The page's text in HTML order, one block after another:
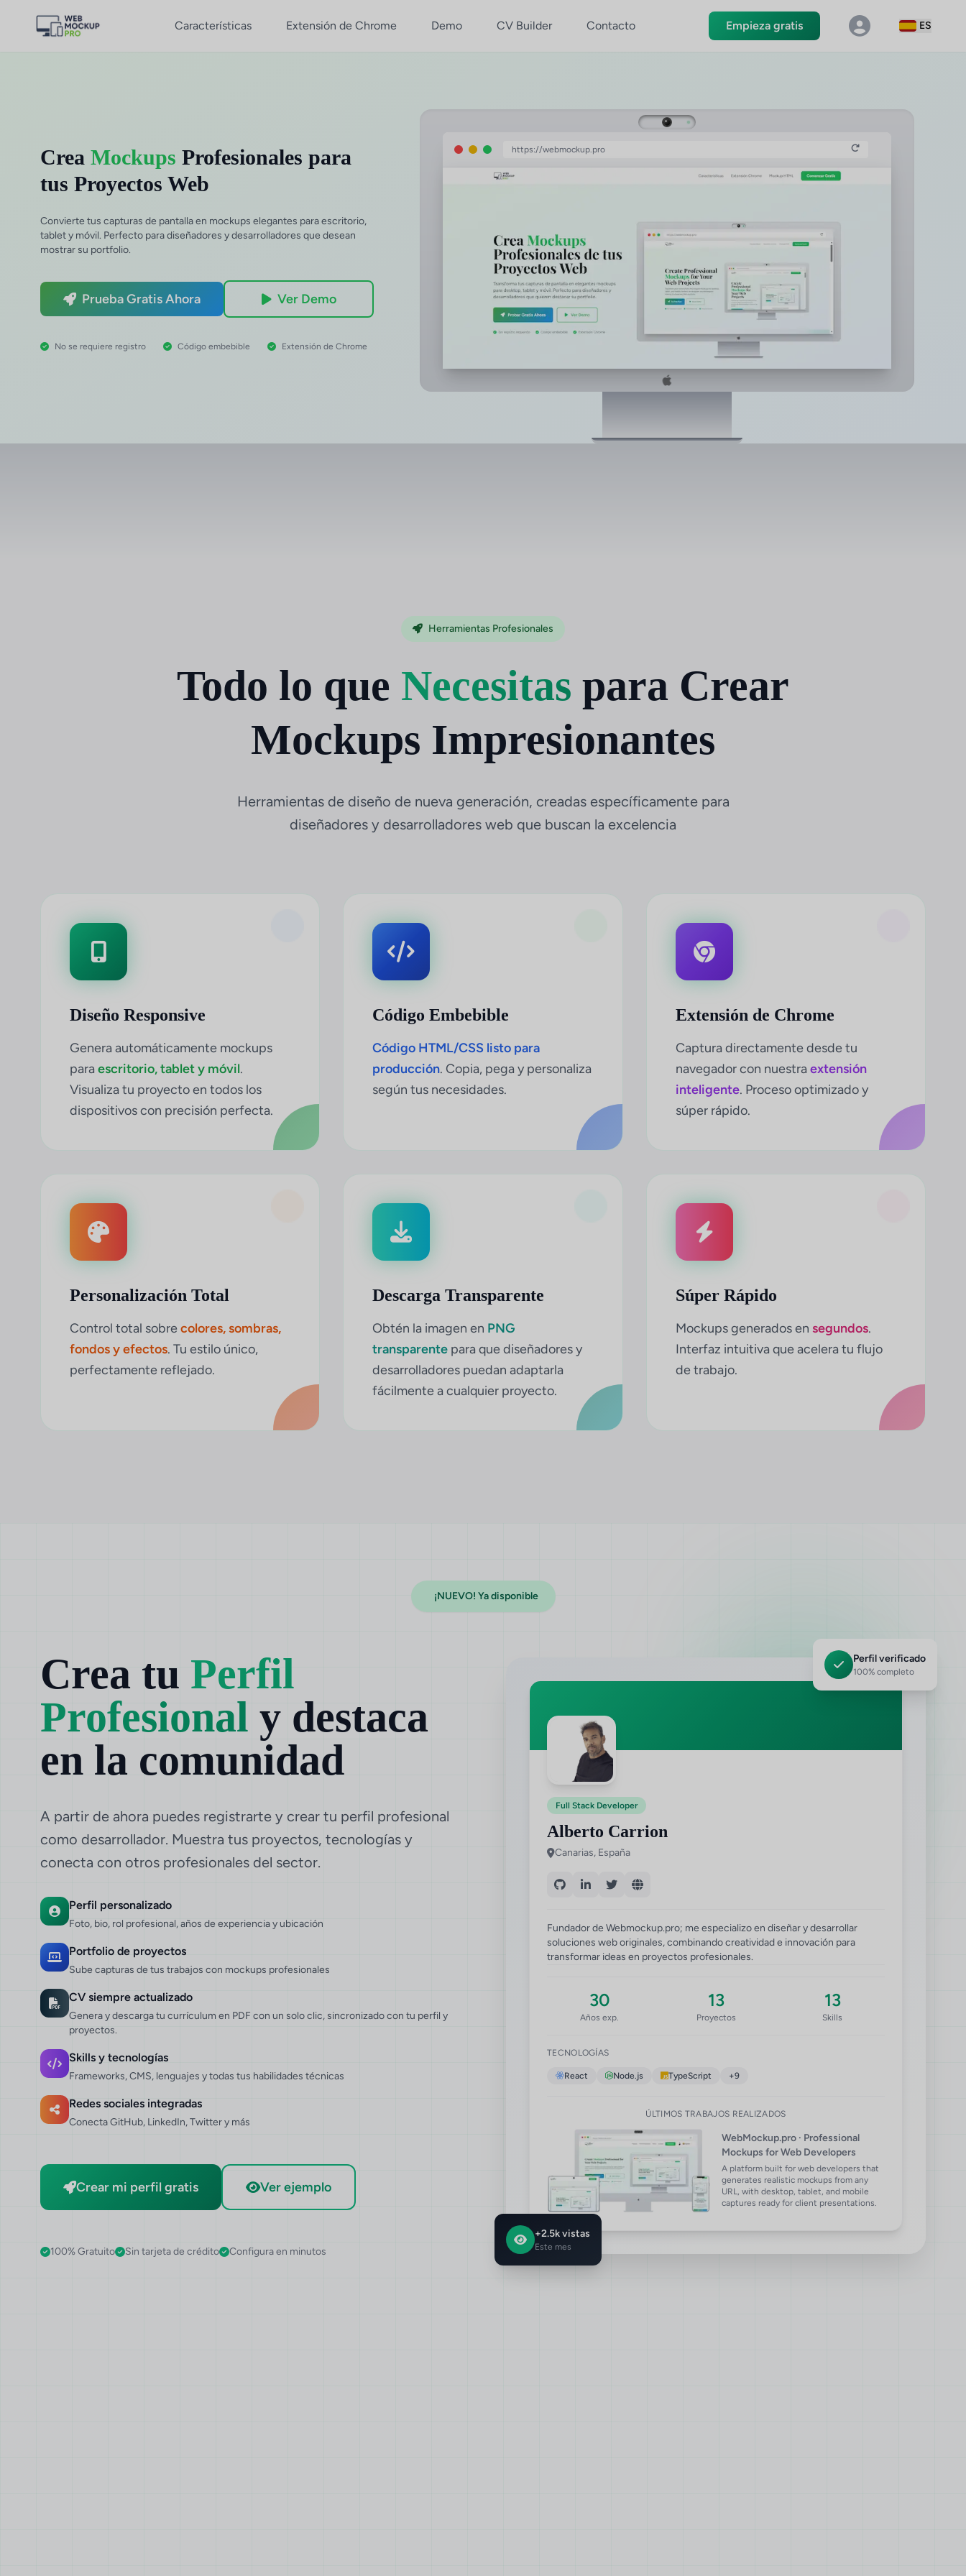
Características Extensión de Chrome Demo CV Builder Contacto Empieza gratis ES
Crea Mockups Profesionales para
tus Proyectos Web
Convierte tus capturas de pantalla en mockups elegantes para escritorio,
tablet y móvil. Perfecto para diseñadores y desarrolladores que desean
mostrar su portfolio.
Prueba Gratis Ahora Ver Demo
No se requiere registro Código embebible Extensión de Chrome
https://webmockup.pro
Herramientas Profesionales
Todo lo que Necesitas para Crear
Mockups Impresionantes
Herramientas de diseño de nueva generación, creadas específicamente para
diseñadores y desarrolladores web que buscan la excelencia
Diseño Responsive
Genera automáticamente mockups
para escritorio, tablet y móvil.
Visualiza tu proyecto en todos los
dispositivos con precisión perfecta.
Código Embebible
Código HTML/CSS listo para
producción. Copia, pega y personaliza
según tus necesidades.
Extensión de Chrome
Captura directamente desde tu
navegador con nuestra extensión
inteligente. Proceso optimizado y
súper rápido.
Personalización Total
Control total sobrecolores, sombras,
fondos y efectos. Tu estilo único,
perfectamente reflejado.
Descarga Transparente
Obtén la imagen en PNG
transparente para que diseñadores y
desarrolladores puedan adaptarla
fácilmente a cualquier proyecto.
Súper Rápido
Mockups generados en segundos.
Interfaz intuitiva que acelera tu flujo
de trabajo.
¡NUEVO! Ya disponible
Crea tu Perfil
Profesional y destaca
en la comunidad
A partir de ahora puedes registrarte y crear tu perfil profesional
como desarrollador. Muestra tus proyectos, tecnologías y
conecta con otros profesionales del sector.
Perfil personalizado
Foto, bio, rol profesional, años de experiencia y ubicación
Portfolio de proyectos
Sube capturas de tus trabajos con mockups profesionales
CV siempre actualizado
Genera y descarga tu currículum en PDF con un solo clic, sincronizado con tu perfil y
proyectos.
Skills y tecnologías
Frameworks, CMS, lenguajes y todas tus habilidades técnicas
Redes sociales integradas
Conecta GitHub, LinkedIn, Twitter y más
Crear mi perfil gratis Ver ejemplo
100% Gratuito Sin tarjeta de crédito Configura en minutos
Full Stack Developer
Alberto Carrion
Canarias, España
Fundador de Webmockup.pro; me especializo en diseñar y desarrollar
soluciones web originales, combinando creatividad e innovación para
transformar ideas en proyectos profesionales.
30
Años exp.
13
Proyectos
13
Skills
TECNOLOGÍAS
React Node.js TypeScript +9
ÚLTIMOS TRABAJOS REALIZADOS
WebMockup.pro · Professional
Mockups for Web Developers
A platform built for web developers that
generates realistic mockups from any
URL, with desktop, tablet, and mobile
captures ready for client presentations.
Perfil verificado
100% completo
+2.5k vistas
Este mes